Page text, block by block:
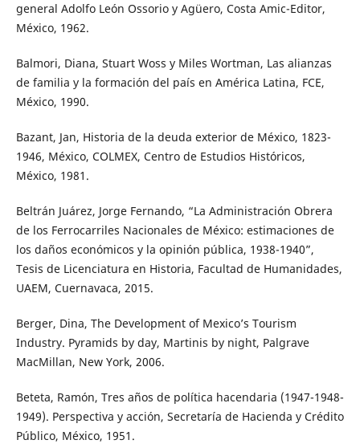
general Adolfo León Ossorio y Agüero, Costa Amic-Editor,
México, 1962.
Balmori, Diana, Stuart Woss y Miles Wortman, Las alianzas
de familia y la formación del país en América Latina, FCE,
México, 1990.
Bazant, Jan, Historia de la deuda exterior de México, 1823-
1946, México, COLMEX, Centro de Estudios Históricos,
México, 1981.
Beltrán Juárez, Jorge Fernando, “La Administración Obrera
de los Ferrocarriles Nacionales de México: estimaciones de
los daños económicos y la opinión pública, 1938-1940”,
Tesis de Licenciatura en Historia, Facultad de Humanidades,
UAEM, Cuernavaca, 2015.
Berger, Dina, The Development of Mexico’s Tourism
Industry. Pyramids by day, Martinis by night, Palgrave
MacMillan, New York, 2006.
Beteta, Ramón, Tres años de política hacendaria (1947-1948-
1949). Perspectiva y acción, Secretaría de Hacienda y Crédito
Público, México, 1951.